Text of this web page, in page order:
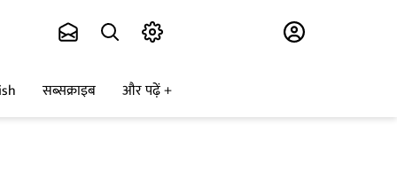
सब्सक्राइब और पढ़ें